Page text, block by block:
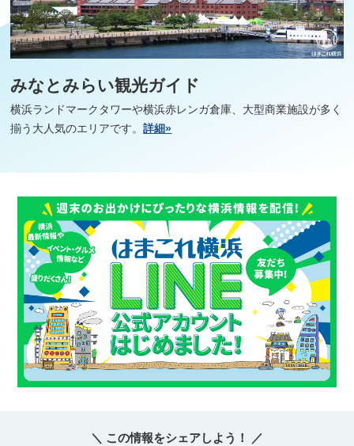
みなとみらい観光ガイド
横浜ランドマークタワーや横浜赤レンガ倉庫、大型商業施設が多く
揃う大人気のエリアです。詳細»
＼ この情報をシェアしよう！ ／